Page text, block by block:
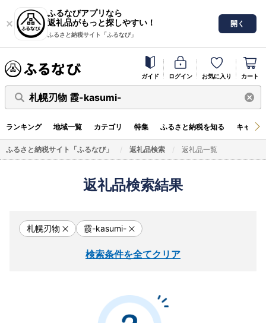
ふるなびアプリなら
返礼品がもっと探しやすい！
ふるさと納税サイト「ふるなび」
開く
ガイド ログイン お気に入り カート
札幌刃物 霞-kasumi-
ランキング 地域一覧 カテゴリ 特集 ふるさと納税を知る キャン
ふるさと納税サイト「ふるなび」 返礼品検索 返礼品一覧
返礼品検索結果
札幌刃物 霞-kasumi-
検索条件を全てクリア